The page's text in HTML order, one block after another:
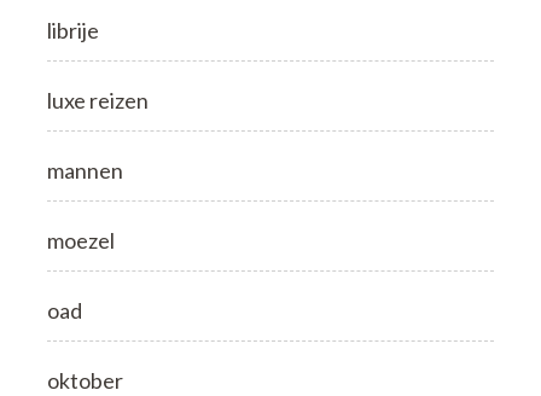
librije
luxe reizen
mannen
moezel
oad
oktober